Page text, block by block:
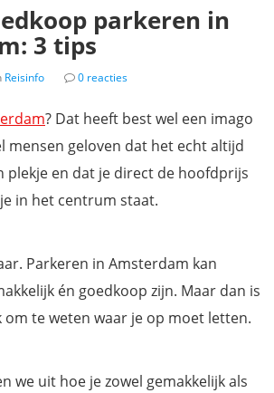
parkeren in
3 tips
Reisinfo 0 reacties
? Dat heeft best wel een imago
mensen geloven dat het echt altijd
plekje en dat je direct de hoofdprijs
in het centrum staat.
Parkeren in Amsterdam kan
én goedkoop zijn. Maar dan is
om te weten waar je op moet letten.
we uit hoe je zowel gemakkelijk als